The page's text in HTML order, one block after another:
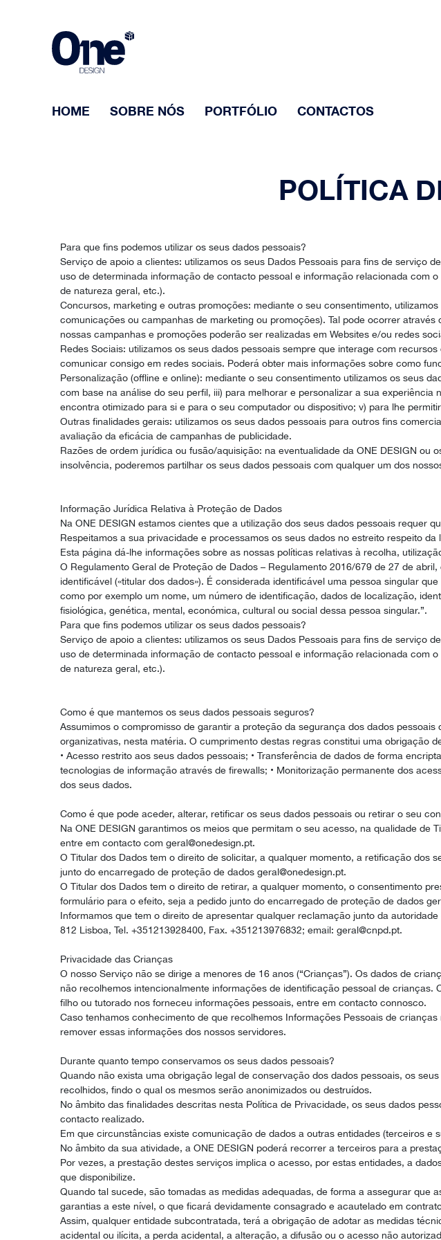
HOME SOBRE NÓS PORTFÓLIO CONTACTOS
POLÍTICA
Para que fins podemos utilizar os seus dados pessoais?
Serviço de apoio a clientes: utilizamos os seus Dados Pessoais para fins de serviço
uso de determinada informação de contacto pessoal e informação relacionada com
de natureza geral, etc.).
Concursos, marketing e outras promoções: mediante o seu consentimento,
comunicações ou campanhas de marketing ou promoções). Tal pode ocorrer
nossas campanhas e promoções poderão ser realizadas em Websites e/ou redes
Redes Sociais: utilizamos os seus dados pessoais sempre que interage com
comunicar consigo em redes sociais. Poderá obter mais informações sobre como
Personalização (offline e online): mediante o seu consentimento utilizamos os seus
com base na análise do seu perfil, iii) para melhorar e personalizar a sua
encontra otimizado para si e para o seu computador ou dispositivo; v) para lhe
Outras finalidades gerais: utilizamos os seus dados pessoais para outros fins
avaliação da eficácia de campanhas de publicidade.
Razões de ordem jurídica ou fusão/aquisição: na eventualidade da ONE DESIGN
insolvência, poderemos partilhar os seus dados pessoais com qualquer um dos
Informação Jurídica Relativa à Proteção de Dados
Na ONE DESIGN estamos cientes que a utilização dos seus dados pessoais
Respeitamos a sua privacidade e processamos os seus dados no estreito respeito da
Esta página dá-lhe informações sobre as nossas políticas relativas à recolha,
O Regulamento Geral de Proteção de Dados – Regulamento 2016/679 de 27 de
identificável («titular dos dados»). É considerada identificável uma pessoa singular
como por exemplo um nome, um número de identificação, dados de localização,
fisiológica, genética, mental, económica, cultural ou social dessa pessoa singular.”.
Para que fins podemos utilizar os seus dados pessoais?
Serviço de apoio a clientes: utilizamos os seus Dados Pessoais para fins de serviço
uso de determinada informação de contacto pessoal e informação relacionada com
de natureza geral, etc.).
Como é que mantemos os seus dados pessoais seguros?
Assumimos o compromisso de garantir a proteção da segurança dos dados
organizativas, nesta matéria. O cumprimento destas regras constitui uma obrigação
• Acesso restrito aos seus dados pessoais; • Transferência de dados de forma
tecnologias de informação através de firewalls; • Monitorização permanente dos
dos seus dados.
Como é que pode aceder, alterar, retificar os seus dados pessoais ou retirar o seu
Na ONE DESIGN garantimos os meios que permitam o seu acesso, na qualidade
entre em contacto com geral@onedesign.pt.
O Titular dos Dados tem o direito de solicitar, a qualquer momento, a retificação dos
junto do encarregado de proteção de dados geral@onedesign.pt.
O Titular dos Dados tem o direito de retirar, a qualquer momento, o consentimento
formulário para o efeito, seja a pedido junto do encarregado de proteção de dados
Informamos que tem o direito de apresentar qualquer reclamação junto da
812 Lisboa, Tel. +351213928400, Fax. +351213976832; email: geral@cnpd.pt.
Privacidade das Crianças
O nosso Serviço não se dirige a menores de 16 anos (“Crianças”). Os dados de
não recolhemos intencionalmente informações de identificação pessoal de
filho ou tutorado nos forneceu informações pessoais, entre em contacto connosco.
Caso tenhamos conhecimento de que recolhemos Informações Pessoais de
remover essas informações dos nossos servidores.
Durante quanto tempo conservamos os seus dados pessoais?
Quando não exista uma obrigação legal de conservação dos dados pessoais, os
recolhidos, findo o qual os mesmos serão anonimizados ou destruídos.
No âmbito das finalidades descritas nesta Política de Privacidade, os seus dados
contacto realizado.
Em que circunstâncias existe comunicação de dados a outras entidades (terceiros e
No âmbito da sua atividade, a ONE DESIGN poderá recorrer a terceiros para a
Por vezes, a prestação destes serviços implica o acesso, por estas entidades, a
que disponibilize.
Quando tal sucede, são tomadas as medidas adequadas, de forma a assegurar
garantias a este nível, o que ficará devidamente consagrado e acautelado em
Assim, qualquer entidade subcontratada, terá a obrigação de adotar as medidas
acidental ou ilícita, a perda acidental, a alteração, a difusão ou o acesso não